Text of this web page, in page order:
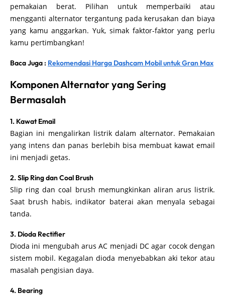
pemakaian berat. Pilihan untuk memperbaiki atau
mengganti alternator tergantung pada kerusakan dan biaya
yang kamu anggarkan. Yuk, simak faktor-faktor yang perlu
kamu pertimbangkan!
Baca Juga : Rekomendasi Harga Dashcam Mobil untuk Gran Max
Komponen Alternator yang Sering
Bermasalah
1. Kawat Email
Bagian ini mengalirkan listrik dalam alternator. Pemakaian
yang intens dan panas berlebih bisa membuat kawat email
ini menjadi getas.
2. Slip Ring dan Coal Brush
Slip ring dan coal brush memungkinkan aliran arus listrik.
Saat brush habis, indikator baterai akan menyala sebagai
tanda.
3. Dioda Rectifier
Dioda ini mengubah arus AC menjadi DC agar cocok dengan
sistem mobil. Kegagalan dioda menyebabkan aki tekor atau
masalah pengisian daya.
4. Bearing